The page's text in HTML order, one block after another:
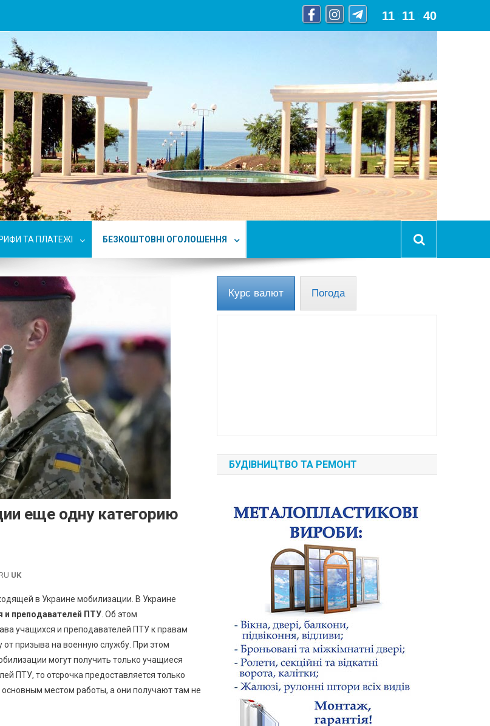
11 11 41
ТА ПЛАТЕЖІ БЕЗКОШТОВНІ ОГОЛОШЕННЯ
еще одну категорию
UK
в Украине мобилизации. В Украине
и преподавателей ПТУ . Об этом
учащихся и преподавателей ПТУ к правам
от призыва на военную службу. При этом
могут получить только учащиеся
ПТУ, то отсрочка предоставляется только
местом работы, а они получают там не
Курс валют Погода
БУДІВНИЦТВО ТА РЕМОНТ